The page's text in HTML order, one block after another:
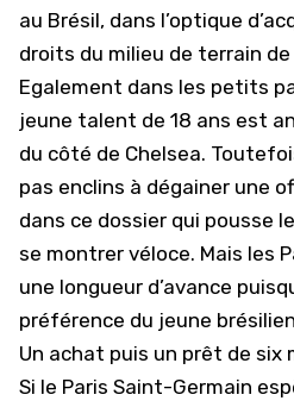
au Brésil, dans l’optique
droits du milieu de terrain
Egalement dans les petits
jeune talent de 18 ans est
du côté de Chelsea.
pas enclins à dégainer une
dans ce dossier qui pousse
se montrer véloce. Mais les
une longueur d’avance
préférence du jeune
Un achat puis un prêt de six
Si le Paris Saint-Germain